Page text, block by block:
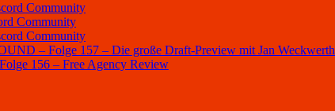
Community
Community
Community
– Folge 157 – Die große Draft-Preview mit Jan Weckwerth
156 – Free Agency Review